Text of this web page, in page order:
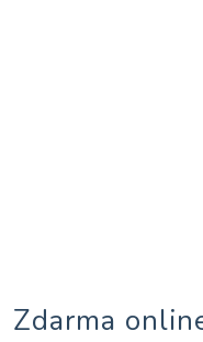
Zdarma